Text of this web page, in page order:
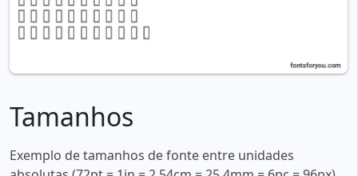
Tamanhos
Exemplo de tamanhos de fonte entre unidades